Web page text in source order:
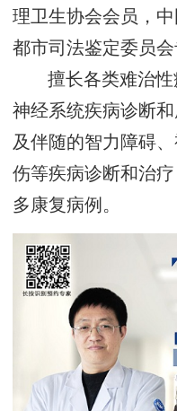
理卫生协会会员，
都市司法鉴定委员会
擅长各类难治
神经系统疾病诊断
及伴随的智力障碍
伤等疾病诊断和治
多康复病例。